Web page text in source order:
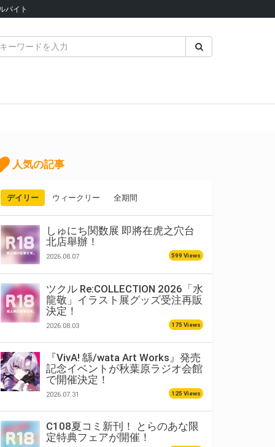
バイト
人気の記事
デイリー ウィークリー 全期間
しゅにち関数展 即將在虎之穴台
北店舉辦！
2026.08.07 599 Views
ツクル Re:COLLECTION 2026「水
龍敬」イラスト展グッズ受注再販
決定！
2026.08.03 175 Views
『VivA! 緜/wata Art Works』発売
記念イベントが秋葉原ラジオ会館
で開催決定！
2026.07.31 125 Views
C108夏コミ新刊！ とらのあな限
定特典フェアが開催！